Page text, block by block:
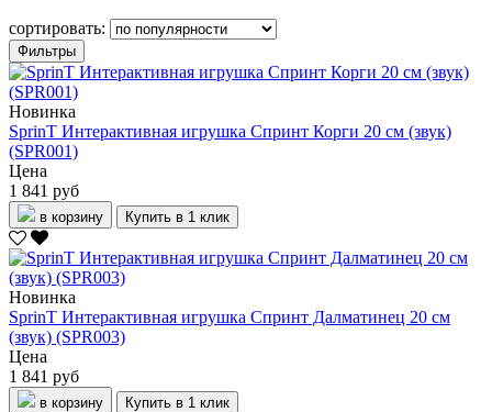
сортировать:
Фильтры
Новинка
SprinT Интерактивная игрушка Спринт Корги 20 см (звук)
(SPR001)
Цена
1 841 руб
в корзину Купить в 1 клик
Новинка
SprinT Интерактивная игрушка Спринт Далматинец 20 см
(звук) (SPR003)
Цена
1 841 руб
в корзину Купить в 1 клик